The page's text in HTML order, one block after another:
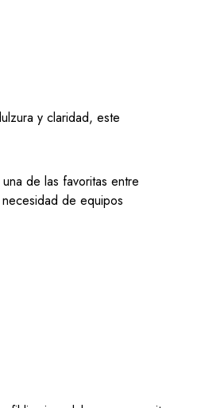
y claridad, este
de las favoritas entre
de equipos